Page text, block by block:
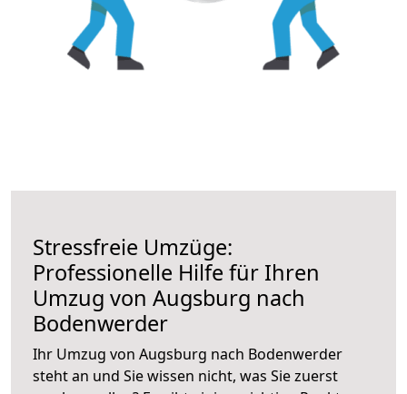
Stressfreie Umzüge:
Professionelle Hilfe für Ihren
Umzug von Augsburg nach
Bodenwerder
Ihr Umzug von Augsburg nach Bodenwerder
steht an und Sie wissen nicht, was Sie zuerst